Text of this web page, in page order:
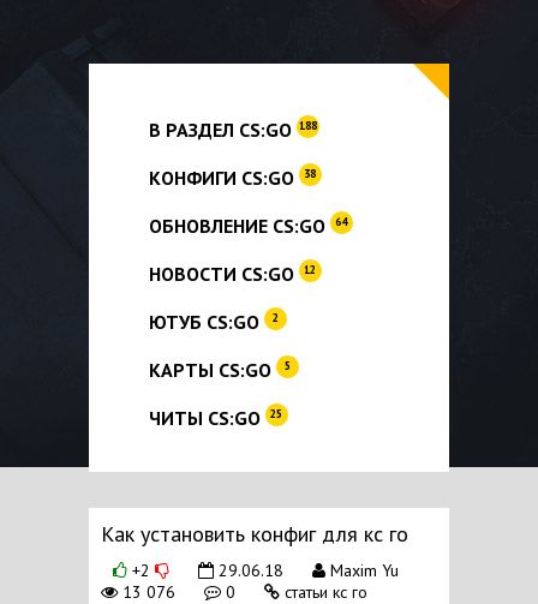
В РАЗДЕЛ CS:GO 188
КОНФИГИ CS:GO 38
ОБНОВЛЕНИЕ CS:GO 64
НОВОСТИ CS:GO 12
ЮТУБ CS:GO 2
КАРТЫ CS:GO 5
ЧИТЫ CS:GO 25
Как установить конфиг для кс го
+2 29.06.18
Maxim Yu
13 076
0 статьи кс го